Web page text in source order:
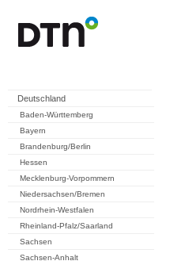
Deutschland
Baden-Württemberg
Bayern
Brandenburg/Berlin
Hessen
Mecklenburg-Vorpommern
Niedersachsen/Bremen
Nordrhein-Westfalen
Rheinland-Pfalz/Saarland
Sachsen
Sachsen-Anhalt